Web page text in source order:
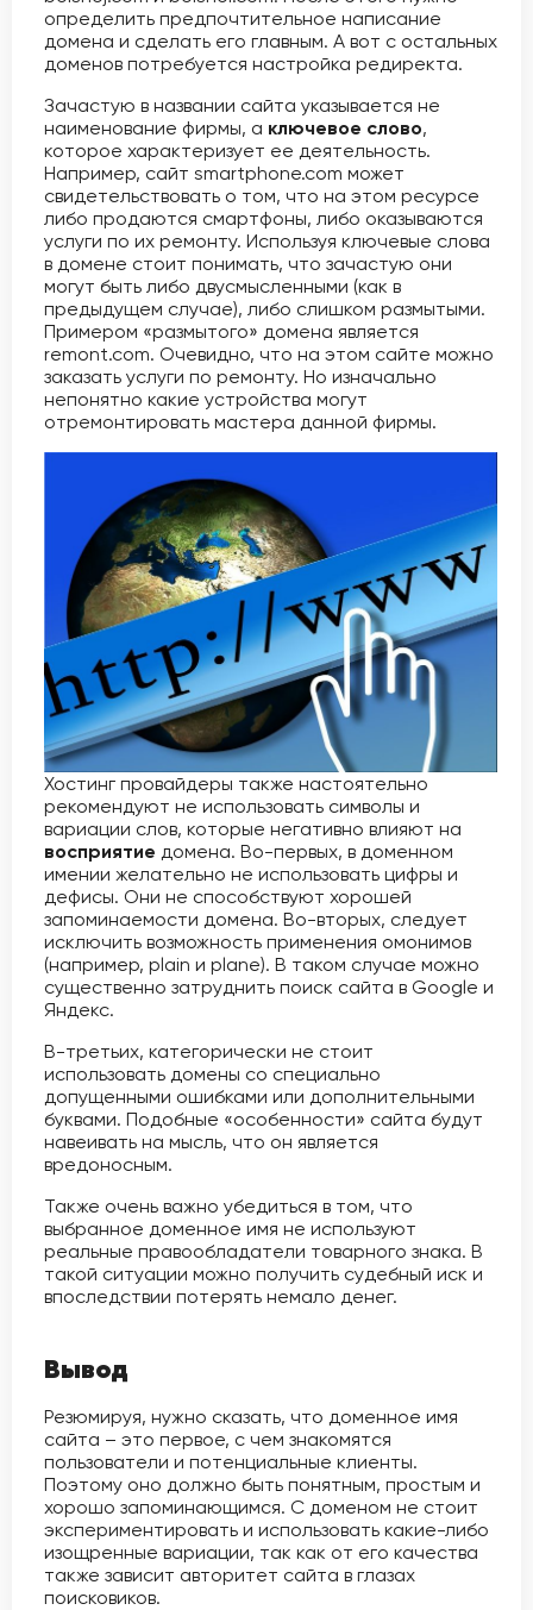
определить предпочтительное написание
домена и сделать его главным. А вот с остальных
доменов потребуется настройка редиректа.
Зачастую в названии сайта указывается не
наименование фирмы, а ключевое слово,
которое характеризует ее деятельность.
Например, сайт smartphone.com может
свидетельствовать о том, что на этом ресурсе
либо продаются смартфоны, либо оказываются
услуги по их ремонту. Используя ключевые слова
в домене стоит понимать, что зачастую они
могут быть либо двусмысленными (как в
предыдущем случае), либо слишком размытыми.
Примером «размытого» домена является
remont.com. Очевидно, что на этом сайте можно
заказать услуги по ремонту. Но изначально
непонятно какие устройства могут
отремонтировать мастера данной фирмы.
Хостинг провайдеры также настоятельно
рекомендуют не использовать символы и
вариации слов, которые негативно влияют на
восприятие домена. Во-первых, в доменном
имении желательно не использовать цифры и
дефисы. Они не способствуют хорошей
запоминаемости домена. Во-вторых, следует
исключить возможность применения омонимов
(например, plain и plane). В таком случае можно
существенно затруднить поиск сайта в Google и
Яндекс.
В-третьих, категорически не стоит
использовать домены со специально
допущенными ошибками или дополнительными
буквами. Подобные «особенности» сайта будут
навеивать на мысль, что он является
вредоносным.
Также очень важно убедиться в том, что
выбранное доменное имя не используют
реальные правообладатели товарного знака. В
такой ситуации можно получить судебный иск и
впоследствии потерять немало денег.
Вывод
Резюмируя, нужно сказать, что доменное имя
сайта – это первое, с чем знакомятся
пользователи и потенциальные клиенты.
Поэтому оно должно быть понятным, простым и
хорошо запоминающимся. С доменом не стоит
экспериментировать и использовать какие-либо
изощренные вариации, так как от его качества
также зависит авторитет сайта в глазах
поисковиков.